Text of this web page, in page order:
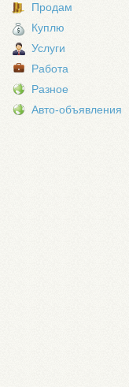
Продам
Куплю
Услуги
Работа
Разное
Авто-объявления